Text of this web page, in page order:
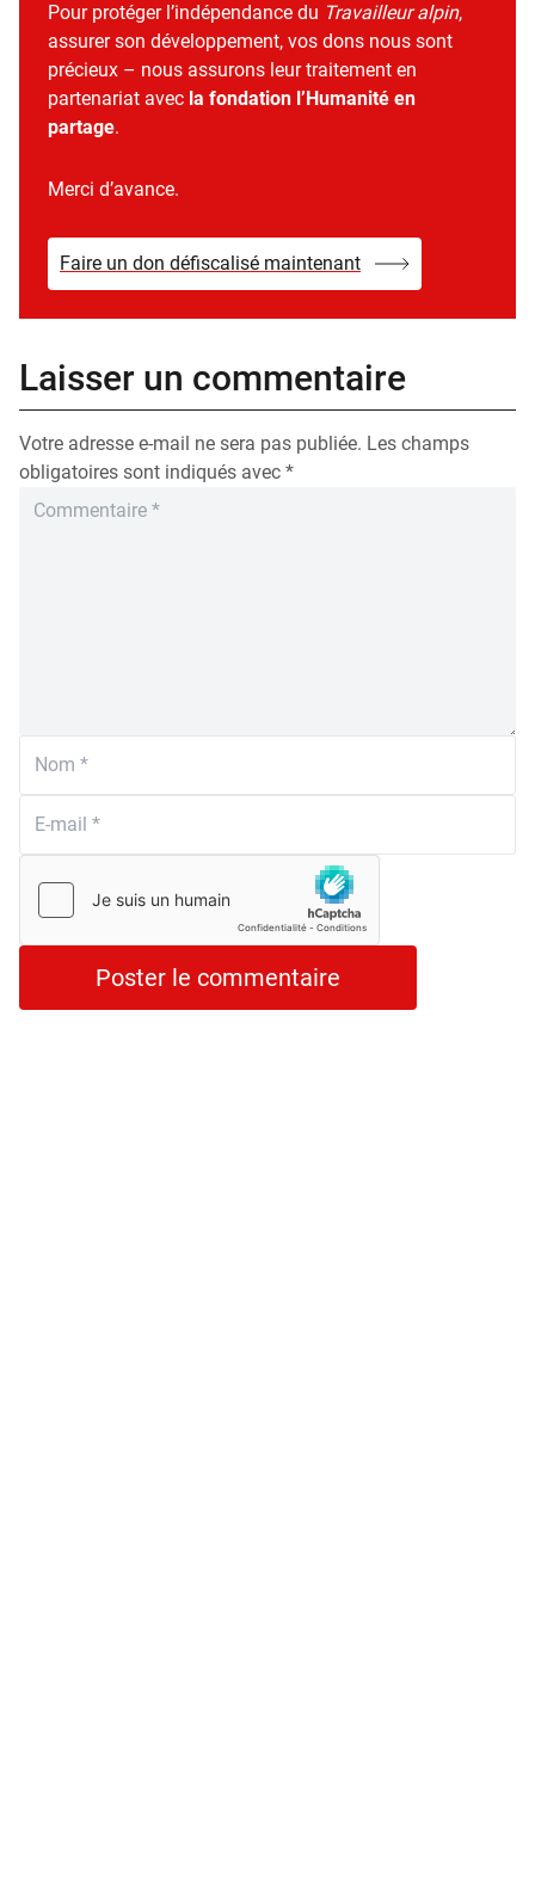
Pour protéger l’indépendance du Travailleur alpin,
assurer son développement, vos dons nous sont
précieux – nous assurons leur traitement en
partenariat avec la fondation l’Humanité en
partage.
Merci d’avance.
Faire un don défiscalisé maintenant
Laisser un commentaire
Votre adresse e-mail ne sera pas publiée. Les champs
obligatoires sont indiqués avec *